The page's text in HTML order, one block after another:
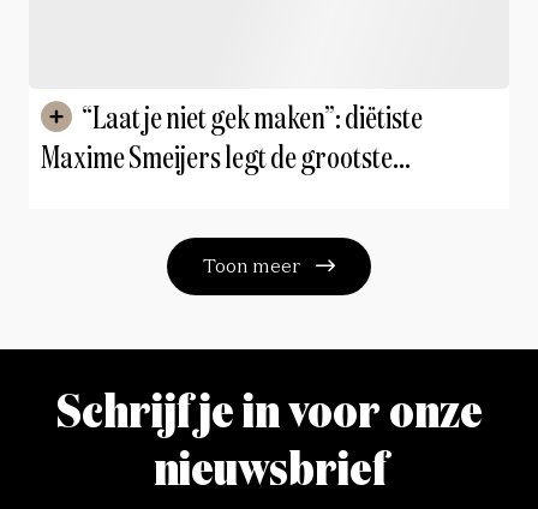
Maxime Smeijers legt de grootste
Toon meer
Schrijf je in voor onze
nieuwsbrief